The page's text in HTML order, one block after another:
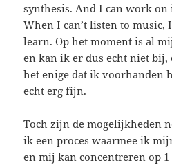
synthesis. And I can work on
When I can’t listen to music,
learn. Op het moment is al
en kan ik er dus echt niet bij,
het enige dat ik voorhanden
echt erg fijn.
Toch zijn de mogelijkheden
ik een proces waarmee ik
en mij kan concentreren op